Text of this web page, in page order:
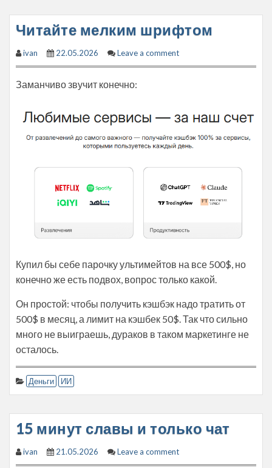
Читайте мелким шрифтом
ivan 22.05.2026 Leave a comment
Заманчиво звучит конечно:
Купил бы себе парочку ультимейтов на все 500$, но
конечно же есть подвох, вопрос только какой.
Он простой: чтобы получить кэшбэк надо тратить от
500$ в месяц, а лимит на кэшбек 50$. Так что сильно
много не выиграешь, дураков в таком маркетинге не
осталось.
Деньги ИИ
15 минут славы и только чат
ivan 21.05.2026 Leave a comment